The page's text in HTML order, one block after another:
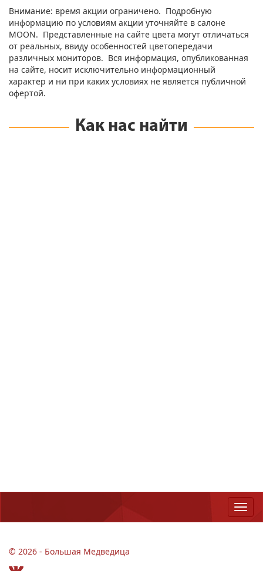
Внимание: время акции ограничено. Подробную
информацию по условиям акции уточняйте в салоне
MOON. Представленные на сайте цвета могут отличаться
от реальных, ввиду особенностей цветопередачи
различных мониторов. Вся информация, опубликованная
на сайте, носит исключительно информационный
характер и ни при каких условиях не является публичной
офертой.
Как нас найти
© 2026 - Большая Медведица